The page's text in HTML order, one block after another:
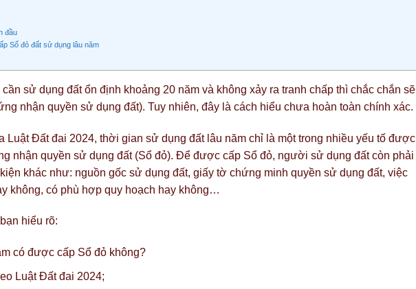
đầu
Sổ đỏ đất sử dụng lâu năm
sử dụng đất ổn định khoảng 20 năm và không xảy ra tranh chấp thì chắc chắn sẽ
nhận quyền sử dụng đất). Tuy nhiên, đây là cách hiểu chưa hoàn toàn chính xác.
Luật Đất đai 2024, thời gian sử dụng đất lâu năm chỉ là một trong nhiều yếu tố được
nhận quyền sử dụng đất (Sổ đỏ). Để được cấp Sổ đỏ, người sử dụng đất còn phải
khác như: nguồn gốc sử dụng đất, giấy tờ chứng minh quyền sử dụng đất, việc
không, có phù hợp quy hoạch hay không…
hiểu rõ:
có được cấp Sổ đỏ không?
Luật Đất đai 2024;